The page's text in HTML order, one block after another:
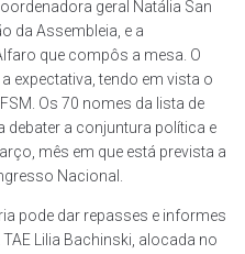
geral Natália San
da Assembleia, e a
que compôs a mesa. O
expectativa, tendo em vista o
Os 70 nomes da lista de
debater a conjuntura política e
mês em que está prevista a
Nacional.
pode dar repasses e informes
Lilia Bachinski, alocada no